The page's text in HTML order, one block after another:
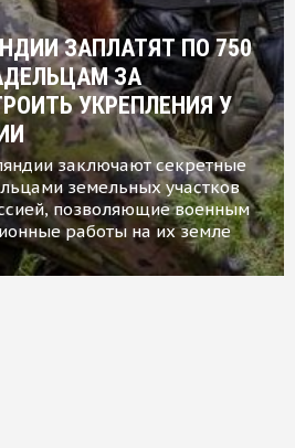
ЗАПЛАТЯТ ПО 750
ЗА
УКРЕПЛЕНИЯ У
заключают секретные
земельных участков
позволяющие военным
работы на их земле